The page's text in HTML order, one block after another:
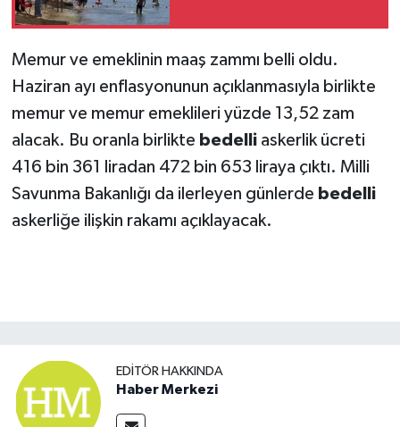
Memur ve emeklinin maaş zammı belli oldu.
Haziran ayı enflasyonunun açıklanmasıyla birlikte
memur ve memur emeklileri yüzde 13,52 zam
alacak. Bu oranla birlikte bedelliaskerlik ücreti
416 bin 361 liradan 472 bin 653 liraya çıktı. Milli
Savunma Bakanlığı da ilerleyen günlerde bedelli
askerliğe ilişkin rakamı açıklayacak.
EDITÖR HAKKINDA
Haber Merkezi